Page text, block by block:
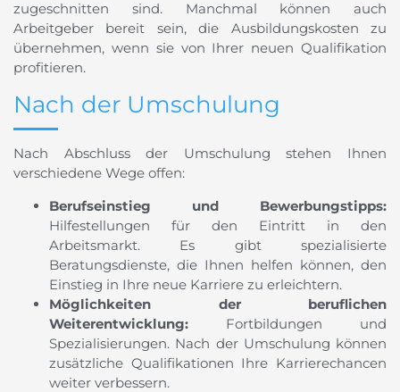
zugeschnitten sind. Manchmal können auch
Arbeitgeber bereit sein, die Ausbildungskosten zu
übernehmen, wenn sie von Ihrer neuen Qualifikation
profitieren.
Nach der Umschulung
Nach Abschluss der Umschulung stehen Ihnen
verschiedene Wege offen:
Berufseinstieg und Bewerbungstipps:
Hilfestellungen für den Eintritt in den
Arbeitsmarkt. Es gibt spezialisierte
Beratungsdienste, die Ihnen helfen können, den
Einstieg in Ihre neue Karriere zu erleichtern.
Möglichkeiten der beruflichen
Weiterentwicklung: Fortbildungen und
Spezialisierungen. Nach der Umschulung können
zusätzliche Qualifikationen Ihre Karrierechancen
weiter verbessern.